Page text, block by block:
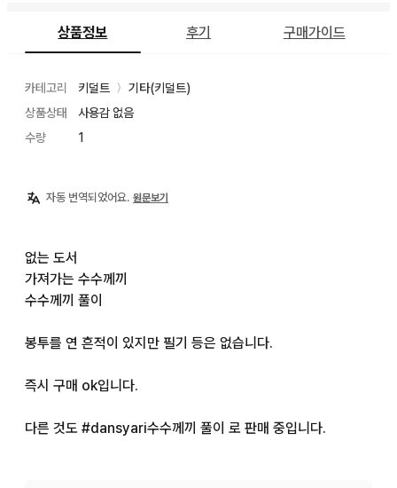
상품정보 후기 구매가이드
카테고리 키덜트 〉
기타(키덜트)
상품상태
사용감 없음
수량
1
자동 번역되었어요. 원문보기
없는 도서
가져가는 수수께끼
수수께끼 풀이
봉투를 연 흔적이 있지만 필기 등은 없습니다.
즉시 구매 ok입니다.
다른 것도 #dansyari수수께끼 풀이 로 판매 중입니다.